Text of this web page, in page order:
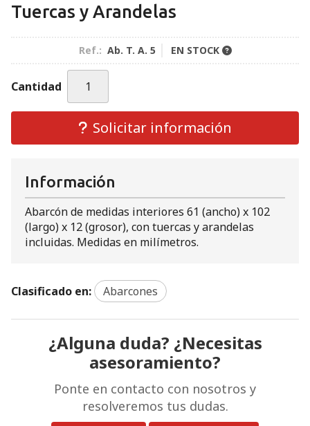
Tuercas y Arandelas
Ref.: Ab. T. A. 5 EN STOCK
Cantidad
Solicitar información
Información
Abarcón de medidas interiores 61 (ancho) x 102
(largo) x 12 (grosor), con tuercas y arandelas
incluidas. Medidas en milímetros.
Clasificado en: Abarcones
¿Alguna duda? ¿Necesitas
asesoramiento?
Ponte en contacto con nosotros y
resolveremos tus dudas.